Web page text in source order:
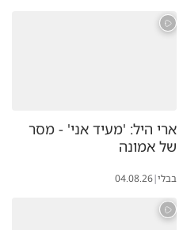
ארי היל: 'מעיד אני' - מסר
של אמונה
בבלי|
04.08.26